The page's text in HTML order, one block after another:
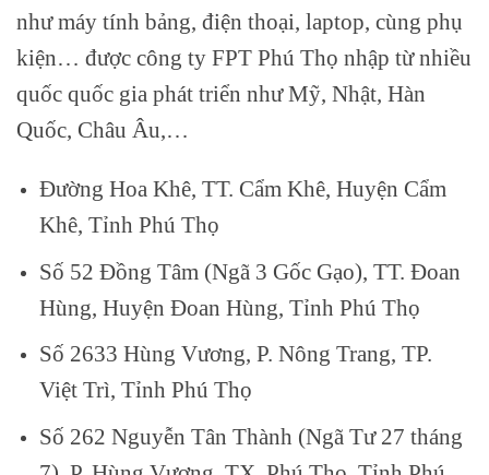
như máy tính bảng, điện thoại, laptop, cùng phụ
kiện… được công ty FPT Phú Thọ nhập từ nhiều
quốc quốc gia phát triển như Mỹ, Nhật, Hàn
Quốc, Châu Âu,…
Đường Hoa Khê, TT. Cẩm Khê, Huyện Cẩm
Khê, Tỉnh Phú Thọ
Số 52 Đồng Tâm (Ngã 3 Gốc Gạo), TT. Đoan
Hùng, Huyện Đoan Hùng, Tỉnh Phú Thọ
Số 2633 Hùng Vương, P. Nông Trang, TP.
Việt Trì, Tỉnh Phú Thọ
Số 262 Nguyễn Tân Thành (Ngã Tư 27 tháng